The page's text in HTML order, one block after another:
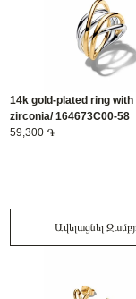
14k gold-plated ring
zirconia/ 164673C00-58
59,300 ֏
Ավելացնել